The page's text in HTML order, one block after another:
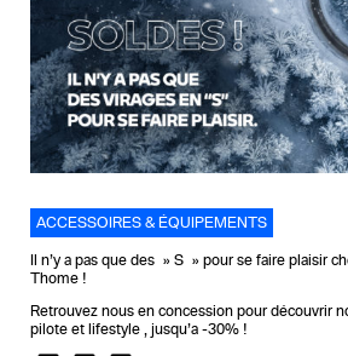
ACCESSOIRES & ÉQUIPEMENTS
Il n’y a pas que des » S » pour se faire plaisir
Thome !
Retrouvez nous en concession pour découvrir
pilote et lifestyle , jusqu’a -30% !